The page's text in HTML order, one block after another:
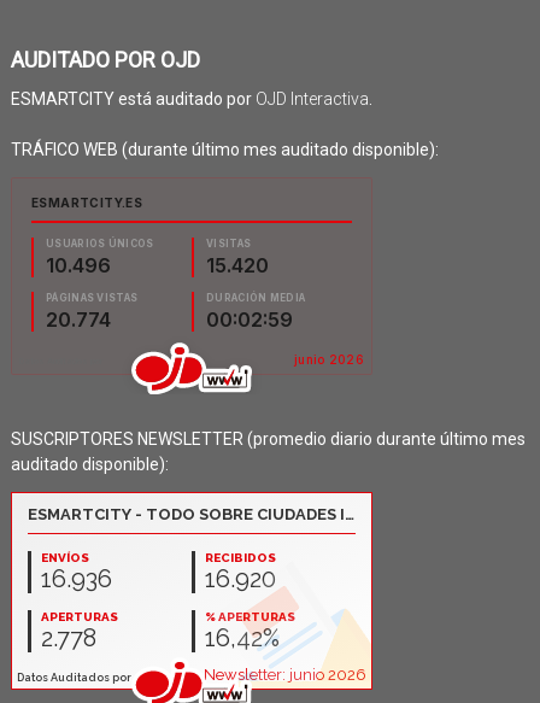
AUDITADO POR OJD
ESMARTCITY está auditado por OJD Interactiva
TRÁFICO WEB (durante último mes auditado disponible):
SUSCRIPTORES NEWSLETTER (promedio diario durante último mes
auditado disponible):